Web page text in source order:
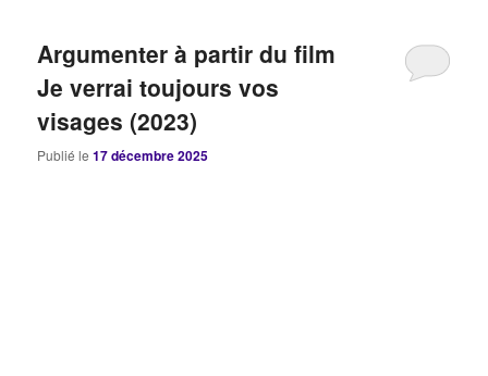
Argumenter à partir du film
Je verrai toujours vos
visages (2023)
Publié le17 décembre 2025